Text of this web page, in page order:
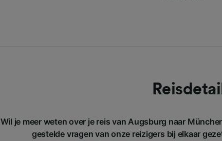
Wil je meer weten over je reis van Augsburg naar
gestelde vragen van onze reizigers bij elkaar